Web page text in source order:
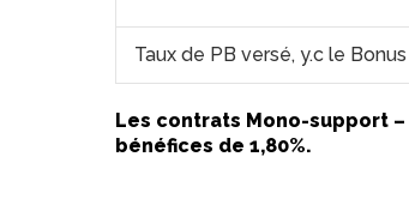
Taux de PB versé, y.c le
Les contrats Mono-support
bénéfices de 1,80%.